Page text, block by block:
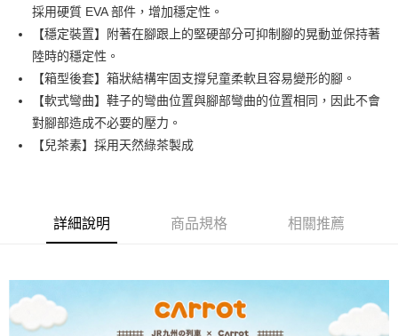
１．簡單：不需註冊會員、不需綁卡、不需儲值。
２．便利：只要手機號碼，簡訊認證，即可結帳。
３．安心：先確認商品／服務後，再付款。
【「AFTEE先享後付」結帳流程】
結帳頁面，進行簡訊認證並確認金額後，即可完成結帳。
２．訂單成立數日內，您將收到繳費通知簡訊。
３．收到繳費通知簡訊後14天內，點擊此簡訊中的連結，可透過四大超商／
ATM／網路銀行／等多元方式進行付款，方視為交易完成。
※ 交易是否成功請以「AFTEE先享後付 」之結帳頁面顯示為準，若有關於
是否繳費成功／繳費後需取消欲退款等相關疑問，請聯繫「AFTEE先享後付
【注意事項】
１．透過由恩沛科技股份有限公司提供之「AFTEE先享後付」服務完成之交
易，需依本服務之必要範圍內提供個人資料，並將交易相關給付款項請求債
權轉讓予恩沛科技股份有限公司。
運送方式
全家取貨
每筆NT$80，滿NT$888(含以上)免運費
萊爾富取貨
每筆NT$80，滿NT$1,000(含以上)免運費
每筆NT$80，滿NT$1,000(含以上)免運費
採用硬質 EVA 部件，增加穩定性。
【穩定裝置】附著在腳跟上的堅硬部分可抑制腳的晃動並保持著
陸時的穩定性。
【箱型後套】箱狀結構牢固支撐兒童柔軟且容易變形的腳。
【軟式彎曲】鞋子的彎曲位置與腳部彎曲的位置相同，因此不會
對腳部造成不必要的壓力。
【兒茶素】採用天然綠茶製成
詳細說明 商品規格 相關推薦